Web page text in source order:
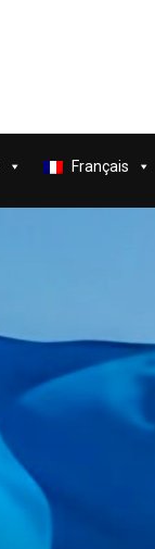
Français